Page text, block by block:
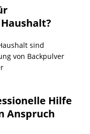
sind
von Backpulver
Hilfe
Anspruch